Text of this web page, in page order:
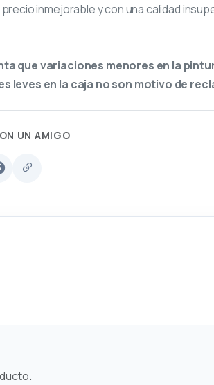
precio inmejorable y con una calidad
que variaciones menores en la
leves en la caja no son motivo de
UN AMIGO